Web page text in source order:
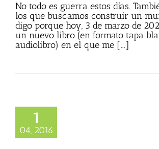
No todo es guerra estos días.
los que buscamos construir un
digo porque hoy, 3 de marzo de
un nuevo libro (en formato tapa
audiolibro) en el que me [...]
1
04, 2016
al bufé libre